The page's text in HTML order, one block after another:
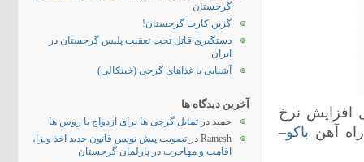
افزایش نرخ
آهن باکو–
گرجستان
گرین کارت گرجستان!
دستگیری قاتل تحت تعقیب پلیس گرجستان در
ایران
آشنایی با غذاهای گرجی (خینکالی)
آخرین دیدگاه ها
حمید در تمایل گرجی ها برای ازدواج با روس ها
Ramesh در تصویب پیش نویس قانون جدید اخذ ویزا،
اقامت و مهاجرت در پارلمان گرجستان